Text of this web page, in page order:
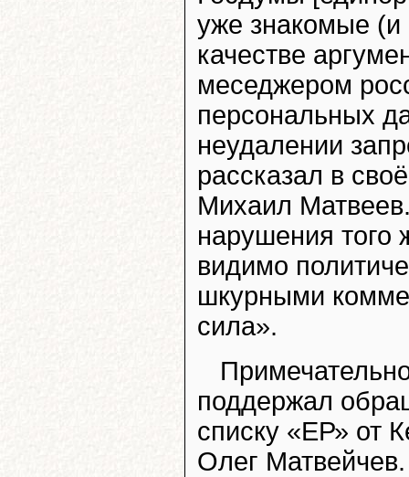
уже знакомые (и
качестве
меседжером
персональных
неудалении
рассказал в
Михаил
нарушения того
видимо
шкурными
сила».
поддержал
списку «ЕР» от
Олег Матвейчев.